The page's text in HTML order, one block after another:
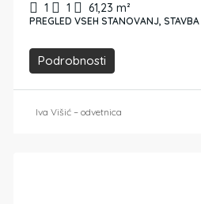
1 1 61,23 m²
PREGLED VSEH STANOVANJ,
Podrobnosti
Iva Višić – odvetnica